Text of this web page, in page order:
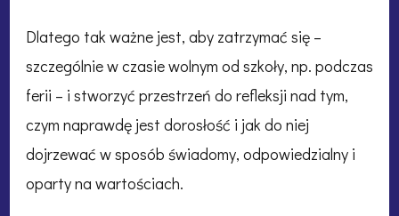
Dlatego tak ważne jest, aby zatrzymać się –
szczególnie w czasie wolnym od szkoły, np. podczas
ferii – i stworzyć przestrzeń do refleksji nad tym,
czym naprawdę jest dorosłość i jak do niej
dojrzewać w sposób świadomy, odpowiedzialny i
oparty na wartościach.